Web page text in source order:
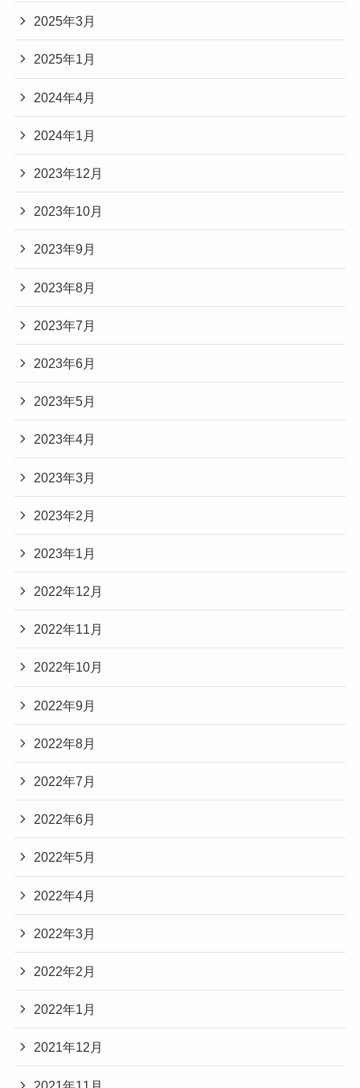
2025年3月
2025年1月
2024年4月
2024年1月
2023年12月
2023年10月
2023年9月
2023年8月
2023年7月
2023年6月
2023年5月
2023年4月
2023年3月
2023年2月
2023年1月
2022年12月
2022年11月
2022年10月
2022年9月
2022年8月
2022年7月
2022年6月
2022年5月
2022年4月
2022年3月
2022年2月
2022年1月
2021年12月